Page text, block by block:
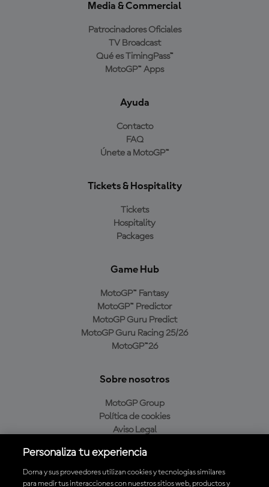
Media & Commercial
Patrocinadores Oficiales
TV Broadcast
Qué es TimingPass™
MotoGP™ Apps
Ayuda
Contacto
FAQ
Únete a MotoGP™
Tickets & Hospitality
Tickets
Hospitality
Packages
Game Hub
MotoGP™ Fantasy
MotoGP™ Predictor
MotoGP Guru Predict
MotoGP Guru Racing 25/26
MotoGP™26
Sobre nosotros
MotoGP Group
Política de cookies
Aviso Legal
Política de compra
Personaliza tu experiencia
Dorna y sus proveedores utilizan cookies y tecnologías similares
para medir tus interacciones con nuestros sitios web, productos y